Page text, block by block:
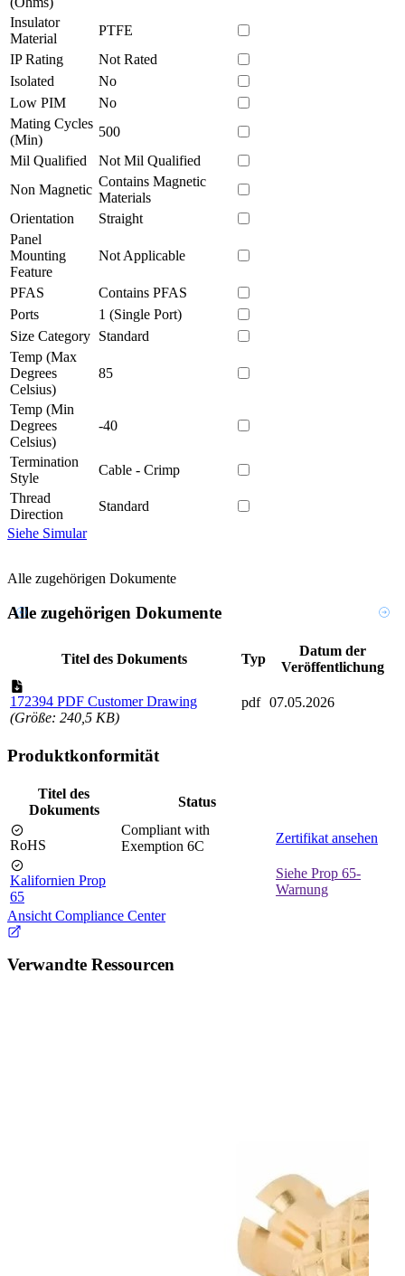
Insulator
Material
PTFE
IP Rating
Not Rated
Isolated
No
Low PIM
No
Mating Cycles
(Min)
500
Mil Qualified
Not Mil Qualified
Non Magnetic
Contains Magnetic
Materials
Orientation
Straight
Panel
Mounting
Feature
Not Applicable
PFAS
Contains PFAS
Ports
1 (Single Port)
Size Category Standard
Temp (Max
Degrees
Celsius)
85
Temp (Min
Degrees
Celsius)
-40
Termination
Style
Cable - Crimp
Thread
Direction
Standard
Siehe Simular
Alle zugehörigen Dokumente
Alle zugehörigen Dokumente
Titel des Dokuments Typ
Datum der
Veröffentlichung
172394 PDF Customer Drawing
(Größe: 240,5 KB)
pdf 07.05.2026
Produktkonformität
Titel des
Dokuments
Status
RoHS
Compliant with
Exemption 6C
Zertifikat ansehen
Kalifornien Prop
65
Siehe Prop 65-
Warnung
Ansicht Compliance Center
Verwandte Ressourcen